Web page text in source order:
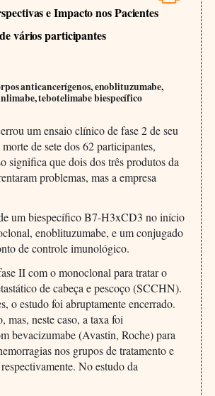
e Impacto nos Pacientes
vários participantes
anticancerígenos, enoblituzumabe,
tebotelimabe biespecífico
um ensaio clínico de fase 2 de seu
de sete dos 62 participantes,
significa que dois dos três produtos da
problemas, mas a empresa
um biespecífico B7-H3xCD3 no início
enoblituzumabe, e um conjugado
de controle imunológico.
II com o monoclonal para tratar o
de cabeça e pescoço (SCCHN).
o estudo foi abruptamente encerrado.
mas, neste caso, a taxa foi
bevacizumabe (Avastin, Roche) para
nos grupos de tratamento e
No estudo da